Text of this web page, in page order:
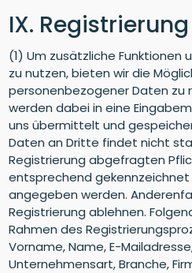
IX. Registrierung
(1) Um zusätzliche
zu nutzen, bieten wir die
personenbezogener Daten zu
werden dabei in eine
uns übermittelt und
Daten an Dritte findet nicht
Registrierung abgefragten
entsprechend
angegeben werden.
Registrierung ablehnen.
Rahmen des
Vorname, Name, E-
Unternehmensart, Branche,